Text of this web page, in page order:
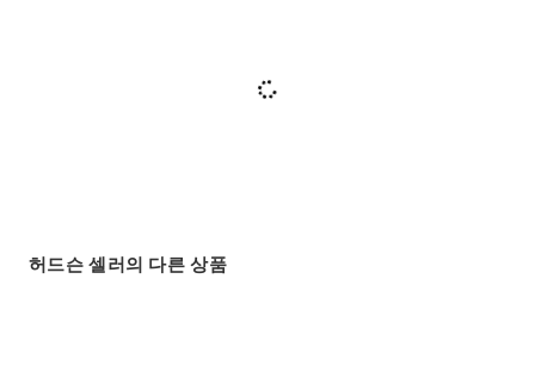
허드슨 셀러의 다른 상품